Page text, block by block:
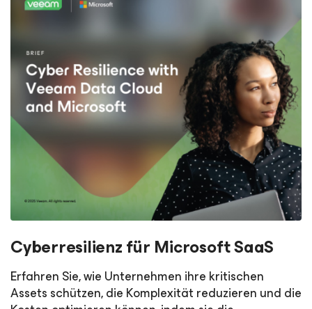
Cyberresilienz für Microsoft SaaS
Erfahren Sie, wie Unternehmen ihre kritischen
Assets schützen, die Komplexität reduzieren und die